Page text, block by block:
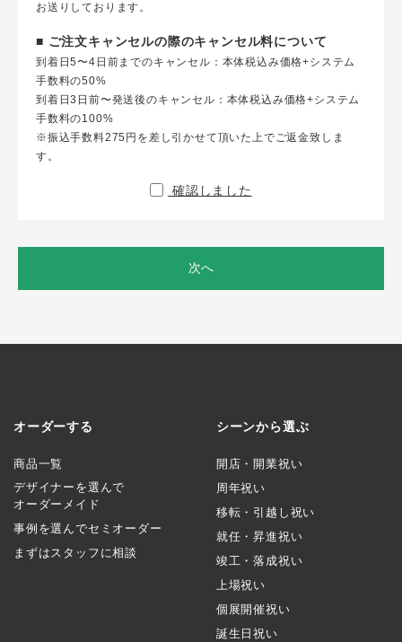
お送りしております。
■ ご注文キャンセルの際のキャンセル料について
到着日5〜4日前までのキャンセル：本体税込み価格+システム
手数料の50%
到着日3日前〜発送後のキャンセル：本体税込み価格+システム
手数料の100%
※振込手数料275円を差し引かせて頂いた上でご返金致しま
す。
確認しました
次へ
オーダーする
商品一覧
デザイナーを選んで
オーダーメイド
事例を選んでセミオーダー
まずはスタッフに相談
シーンから選ぶ
開店・開業祝い
周年祝い
移転・引越し祝い
就任・昇進祝い
竣工・落成祝い
上場祝い
個展開催祝い
誕生日祝い